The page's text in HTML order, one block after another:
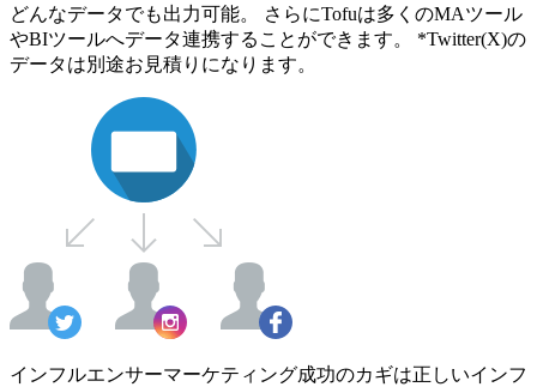
どんなデータでも出力可能。 さらにTofuは多くのMAツール
やBIツールへデータ連携することができます。 *Twitter(X)の
データは別途お見積りになります。
インフルエンサーマーケティング成功のカギは正しいインフ